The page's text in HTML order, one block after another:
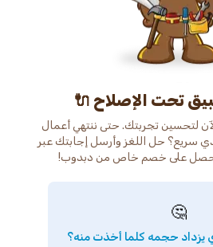
تحت الإصلاح 🔌
لتحسين تجربتك. حتى ننتهي أعمال
سريع؟ حل اللغز وأرسل إجابتك عبر
لتحصل على خصم خاص من دبدوب!
🤔
يزداد حجمه كلما أخذت منه؟